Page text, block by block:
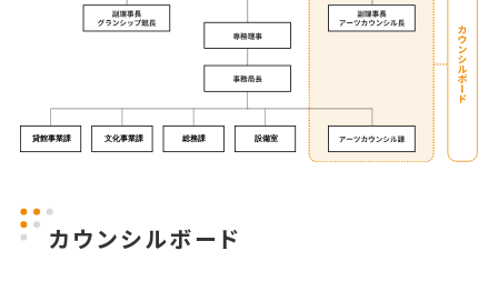
カウンシルボード